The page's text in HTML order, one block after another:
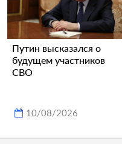
Путин высказался о
будущем участников
СВО
10/08/2026